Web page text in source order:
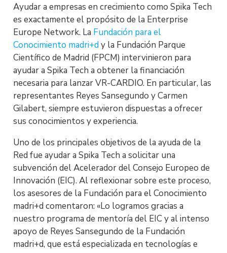
Ayudar a empresas en crecimiento como Spika Tech
es exactamente el propósito de la Enterprise
Europe Network. La Fundación para el
Conocimiento madri+dy la Fundación Parque
Científico de Madrid (FPCM) intervinieron para
ayudar a Spika Tech a obtener la financiación
necesaria para lanzar VR-CARDIO. En particular, las
representantes Reyes Sansegundo y Carmen
Gilabert, siempre estuvieron dispuestas a ofrecer
sus conocimientos y experiencia.
Uno de los principales objetivos de la ayuda de la
Red fue ayudar a Spika Tech a solicitar una
subvención del Acelerador del Consejo Europeo de
Innovación (EIC). Al reflexionar sobre este proceso,
los asesores de la Fundación para el Conocimiento
madri+d comentaron: «Lo logramos gracias a
nuestro programa de mentoría del EIC y al intenso
apoyo de Reyes Sansegundo de la Fundación
madri+d, que está especializada en tecnologías e